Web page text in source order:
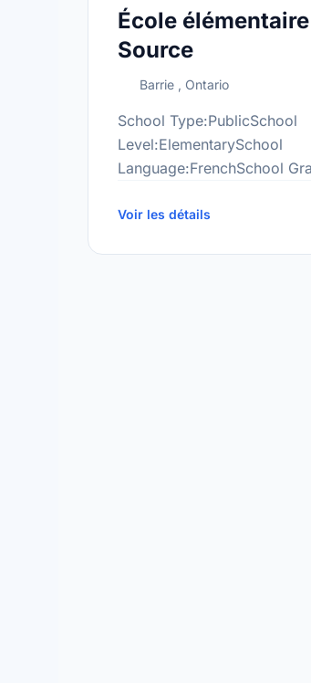
École
Source
Barrie , Ontario
School Type:PublicSchool
Level:ElementarySchool
Language:FrenchSchool
at:http://csviamonde.ca/
Voir les détails